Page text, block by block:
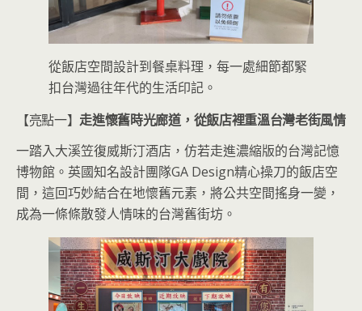
從飯店空間設計到餐桌料理，每一處細節都緊
扣台灣過往年代的生活印記。
【亮點一】 走進懷舊時光廊道，從飯店裡重溫台灣老街風情
一踏入大溪笠復威斯汀酒店，仿若走進濃縮版的台灣記憶
博物館。英國知名設計團隊GA Design精心操刀的飯店空
間，這回巧妙結合在地懷舊元素，將公共空間搖身一變，
成為一條條散發人情味的台灣舊街坊。